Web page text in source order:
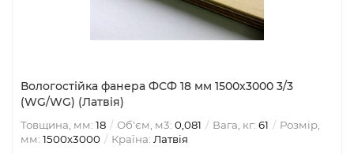
Вологостійка фанера ФСФ 18 мм 1500х3000 3/3
(WG/WG) (Латвія)
Товщина, мм: 18 Об'єм, м3: 0,081 Вага, кг: 61
Розмір,
мм: 1500х3000 Країна: Латвія